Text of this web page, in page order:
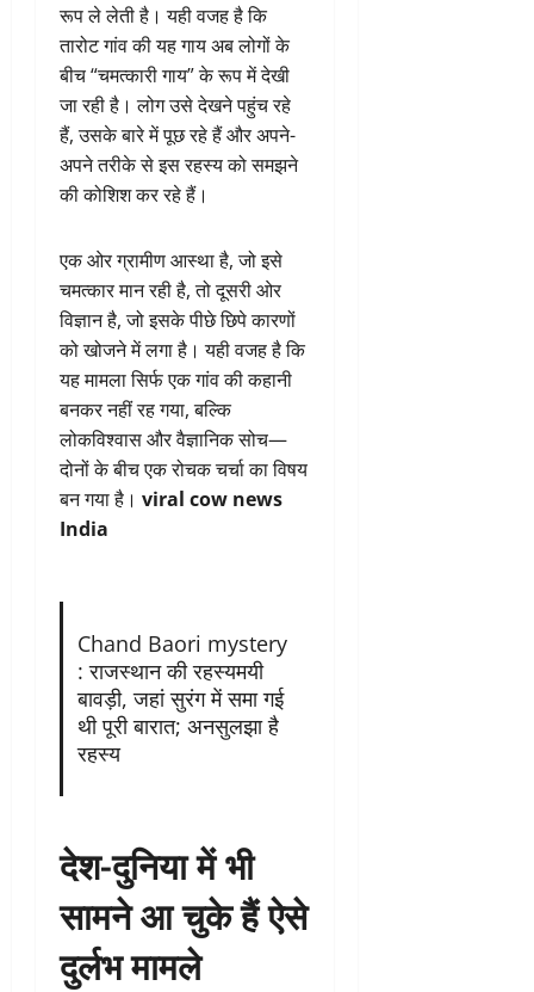
रूप ले लेती है। यही वजह है कि
तारोट गांव की यह गाय अब लोगों के
बीच “चमत्कारी गाय” के रूप में देखी
जा रही है। लोग उसे देखने पहुंच रहे
हैं, उसके बारे में पूछ रहे हैं और अपने-
अपने तरीके से इस रहस्य को समझने
की कोशिश कर रहे हैं।
एक ओर ग्रामीण आस्था है, जो इसे
चमत्कार मान रही है, तो दूसरी ओर
विज्ञान है, जो इसके पीछे छिपे कारणों
को खोजने में लगा है। यही वजह है कि
यह मामला सिर्फ एक गांव की कहानी
बनकर नहीं रह गया, बल्कि
लोकविश्वास और वैज्ञानिक सोच—
दोनों के बीच एक रोचक चर्चा का विषय
बन गया है। viral cow news
India
Chand Baori mystery
: राजस्थान की रहस्यमयी
बावड़ी, जहां सुरंग में समा गई
थी पूरी बारात; अनसुलझा है
रहस्य
देश-दुनिया में भी
सामने आ चुके हैं ऐसे
दुर्लभ मामले